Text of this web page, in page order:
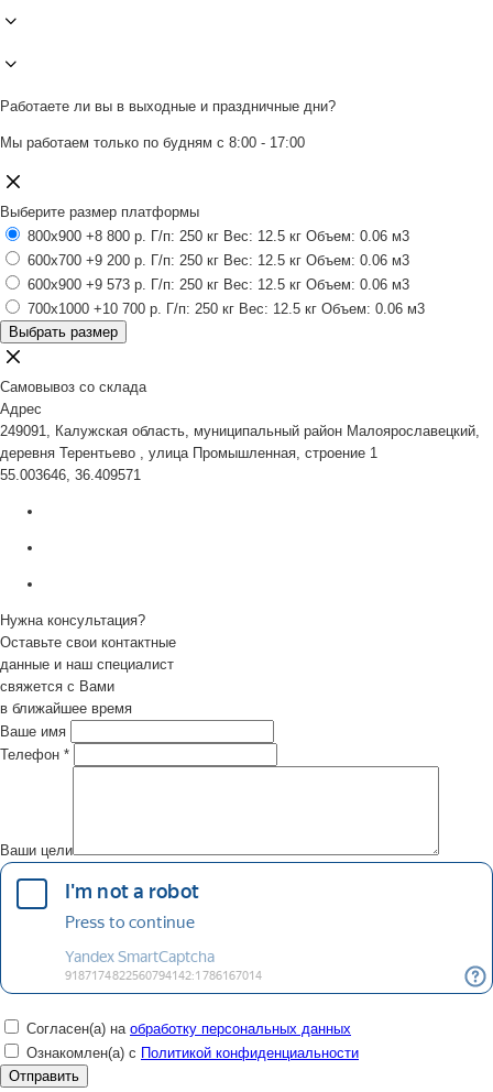
Работаете ли вы в выходные и праздничные дни?
Мы работаем только по будням с 8:00 - 17:00
Выберите размер платформы
800x900 +8 800 р. Г/п: 250 кг Вес: 12.5 кг Объем: 0.06 м3
600x700 +9 200 р. Г/п: 250 кг Вес: 12.5 кг Объем: 0.06 м3
600x900 +9 573 р. Г/п: 250 кг Вес: 12.5 кг Объем: 0.06 м3
700x1000 +10 700 р. Г/п: 250 кг Вес: 12.5 кг Объем: 0.06 м3
Выбрать размер
Самовывоз со склада
Адрес
249091, Калужская область, муниципальный район Малоярославецкий,
деревня Терентьево , улица Промышленная, строение 1
55.003646, 36.409571
Нужна консультация?
Оставьте свои контактные
данные и наш специалист
свяжется с Вами
в ближайшее время
Ваше имя
Телефон *
Ваши цели
Согласен(а) на обработку персональных данных
Ознакомлен(а) с Политикой конфиденциальности